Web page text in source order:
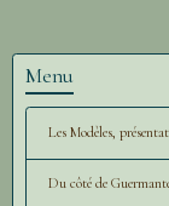
Menu
Les Modèles,
Du côté de